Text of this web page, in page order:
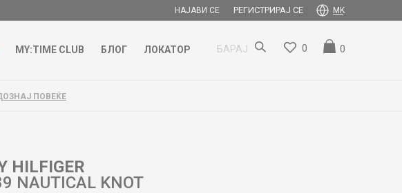
НАЈАВИ СЕ РЕГИСТРИРАЈ СЕ MK
MY:TIME CLUB БЛОГ ЛОКАТОР БАРАЈ 0
0
ПОВЕЌЕ
HILFIGER
NAUTICAL KNOT